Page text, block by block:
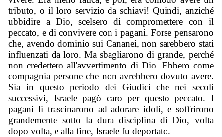
tributo, o il loro servizio da schiavi! Quindi, anziché
ubbidire a Dio, scelsero di compromettere con il
peccato, e di convivere con i pagani. Forse pensarono
che, avendo dominio sui Cananei, non sarebbero stati
influenzati da loro. Ma sbagliarono di grande, perché
non credettero all'avvertimento di Dio. Ebbero come
compagnia persone che non avrebbero dovuto avere.
Sia in questo periodo dei Giudici che nei secoli
successivi, Israele pagò caro per questo peccato. I
pagani li trascinarono ad adorare idoli, e soffrirono
grandemente sotto la dura disciplina di Dio, volta
dopo volta, e alla fine, Israele fu deportato.